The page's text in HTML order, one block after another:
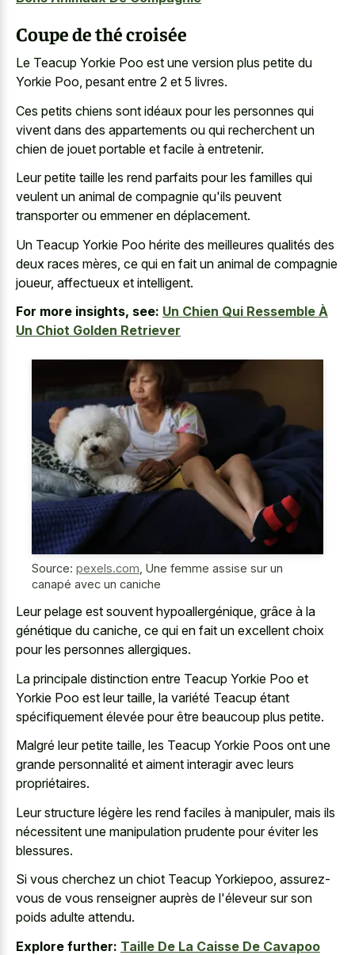
Coupe de thé croisée
Le Teacup Yorkie Poo est une version plus petite du
Yorkie Poo, pesant entre 2 et 5 livres.
Ces petits chiens sont idéaux pour les personnes qui
vivent dans des appartements ou qui recherchent un
chien de jouet portable et facile à entretenir.
Leurpetite taille les rend parfaits pour les familles qui
veulent un animal de compagnie qu'ils peuvent
transporter ou emmener en déplacement.
Un Teacup Yorkie Poo hérite des meilleures qualités des
deux races mères, ce qui en fait un animal de compagnie
joueur, affectueux et intelligent.
For more insights, see: Un Chien Qui Ressemble À
Un Chiot Golden Retriever
Source: pexels.com Une femme assise sur un
canapé avec un caniche
Leur pelage est souvent hypoallergénique, grâce à la
génétique du caniche, ce qui en fait un excellent choix
pour les personnes allergiques.
La principale distinction entre Teacup Yorkie Poo et
Yorkie Poo est leur taille, la variété Teacup étant
spécifiquement élevée pour être beaucoup plus petite.
Malgré leur petite taille, les Teacup Yorkie Poos ont une
grande personnalité et aiment interagir avec leurs
propriétaires.
Leur structure légère les rend faciles à manipuler, mais ils
nécessitent une manipulation prudente pour éviter les
blessures.
Si vous cherchez un chiot Teacup Yorkiepoo, assurez-
vous de vous renseigner auprès de l'éleveur sur son
poids adulte attendu.
Explore further: Taille De La Caisse De Cavapoo